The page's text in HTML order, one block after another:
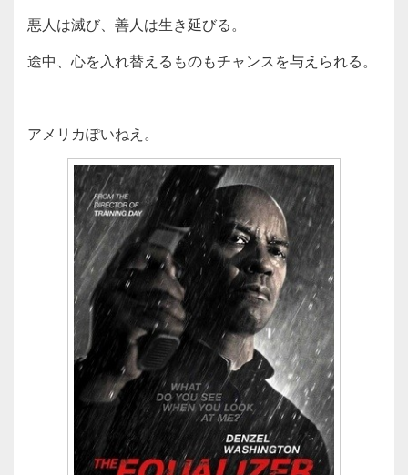
悪人は滅び、善人は生き延びる。
途中、心を入れ替えるものもチャンスを与えられる。
アメリカぽいねえ。